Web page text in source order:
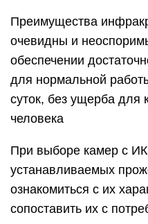
Преимущества
очевидны и
обеспечении
для нормальной
суток, без ущерба для
человека
При выборе камер с ИК
устанавливаемых
ознакомиться с их
сопоставить их с